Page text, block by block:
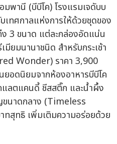
พานี (บีบีโค) โรงแรมเจดับบ
ทศกาลแห่งการให้ด้วยชุดของ
3 ขนาด แต่ละกล่องอัดแน่น
มียมนานาชนิด สำหรับกระเช้า
Wonder) ราคา 3,900
อดนิยมจากห้องอาหารบีบีโค
แลตแคนดี้ ชีสสติ๊ก และน้ำผึ้ง
ขนาดกลาง (Timeless
สุทธิ เพิ่มเติมความอร่อยด้วย